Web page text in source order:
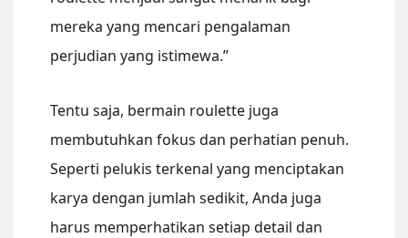
mereka yang mencari pengalaman
perjudian yang istimewa.”
Tentu saja, bermain roulette juga
membutuhkan fokus dan perhatian penuh.
Seperti pelukis terkenal yang menciptakan
karya dengan jumlah sedikit, Anda juga
harus memperhatikan setiap detail dan